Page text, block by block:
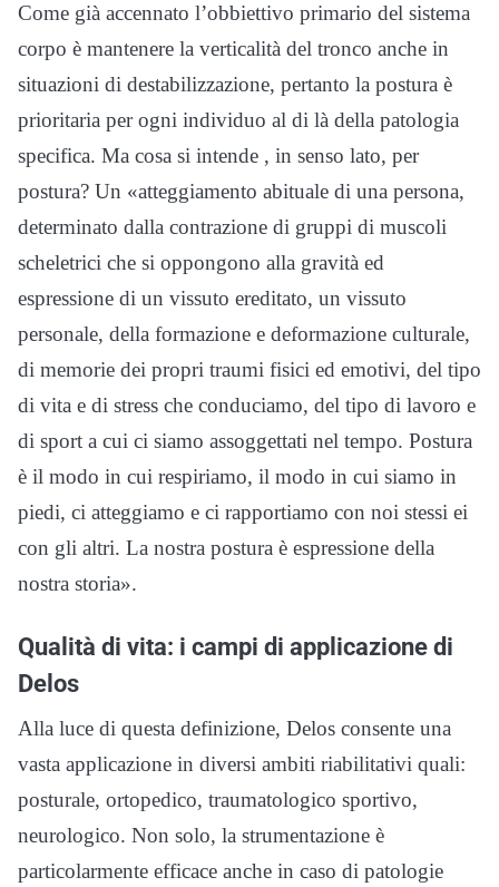
Come già accennato l’obbiettivo primario del sistema
corpo è mantenere la verticalità del tronco anche in
situazioni di destabilizzazione, pertanto la postura è
prioritaria per ogni individuo al di là della patologia
specifica. Ma cosa si intende , in senso lato, per
postura? Un «atteggiamento abituale di una persona,
determinato dalla contrazione di gruppi di muscoli
scheletrici che si oppongono alla gravità ed
espressione di un vissuto ereditato, un vissuto
personale, della formazione e deformazione culturale,
di memorie dei propri traumi fisici ed emotivi, del tipo
di vita e di stress che conduciamo, del tipo di lavoro e
di sport a cui ci siamo assoggettati nel tempo. Postura
è il modo in cui respiriamo, il modo in cui siamo in
piedi, ci atteggiamo e ci rapportiamo con noi stessi ei
con gli altri. La nostra postura è espressione della
nostra storia».
Qualità di vita: i campi di applicazione di
Delos
Alla luce di questa definizione, Delos consente una
vasta applicazione in diversi ambiti riabilitativi quali:
posturale, ortopedico, traumatologico sportivo,
neurologico. Non solo, la strumentazione è
particolarmente efficace anche in caso di patologie